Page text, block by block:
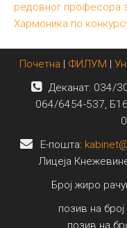
редовног професора
Хармоника по
Почетна | ФИЛУМ |
Деканат: 034/
064/6454-537,
E-пошта:
Лицеја
Број жиро
позив на
позив на